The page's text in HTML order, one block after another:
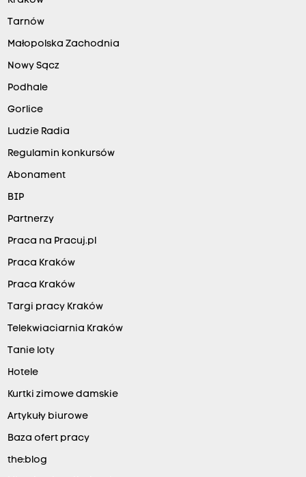
Tarnów
Małopolska Zachodnia
Nowy Sącz
Podhale
Gorlice
Ludzie Radia
Regulamin konkursów
Abonament
BIP
Partnerzy
Praca na Pracuj.pl
Praca Kraków
Praca Kraków
Targi pracy Kraków
Telekwiaciarnia Kraków
Tanie loty
Hotele
Kurtki zimowe damskie
Artykuły biurowe
Baza ofert pracy
the:blog